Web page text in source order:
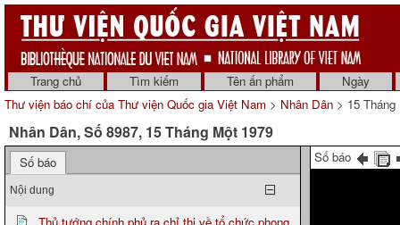
Trang chủ Tìm kiếm Tên ấn phẩm
Ngày
Thư viện báo chí của Thư viện Quốc gia Việt Nam > Nhân Dân > 15 Tháng
Nhân Dân, Số 8987, 15 Tháng Một 1979
Số báo
Nội dung
Số báo